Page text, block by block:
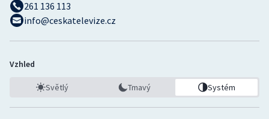
261 136 113
info@ceskatelevize.cz
Vzhled
Světlý Tmavý Systém